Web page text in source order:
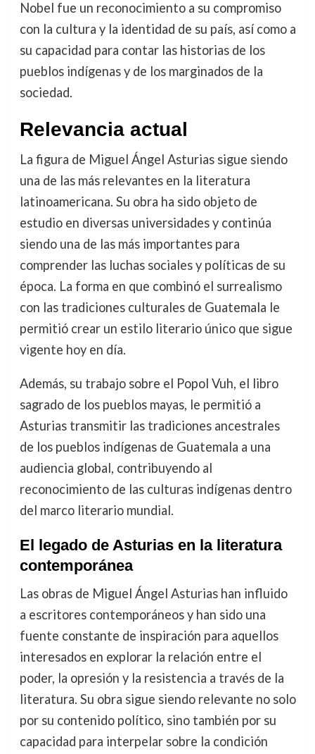
Nobel fue un reconocimiento a su compromiso
con la cultura y la identidad de su país, así como a
su capacidad para contar las historias de los
pueblos indígenas y de los marginados de la
sociedad.
Relevancia actual
La figura de Miguel Ángel Asturias sigue siendo
una de las más relevantes en la literatura
latinoamericana. Su obra ha sido objeto de
estudio en diversas universidades y continúa
siendo una de las más importantes para
comprender las luchas sociales y políticas de su
época. La forma en que combinó el surrealismo
con las tradiciones culturales de Guatemala le
permitió crear un estilo literario único que sigue
vigente hoy en día.
Además, su trabajo sobre el Popol Vuh, el libro
sagrado de los pueblos mayas, le permitió a
Asturias transmitir las tradiciones ancestrales
de los pueblos indígenas de Guatemala a una
audiencia global, contribuyendo al
reconocimiento de las culturas indígenas dentro
del marco literario mundial.
El legado de Asturias en la literatura
contemporánea
Las obras de Miguel Ángel Asturias han influido
a escritores contemporáneos y han sido una
fuente constante de inspiración para aquellos
interesados en explorar la relación entre el
poder, la opresión y la resistencia a través de la
literatura. Su obra sigue siendo relevante no solo
por su contenido político, sino también por su
capacidad para interpelar sobre la condición